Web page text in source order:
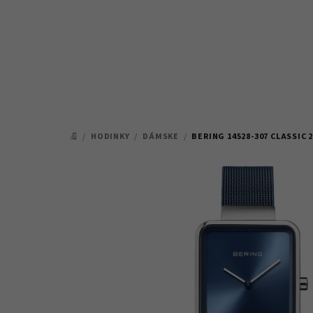
DOMOV
/ HODINKY / DÁMSKE / BERING 14528-307 CLASSIC